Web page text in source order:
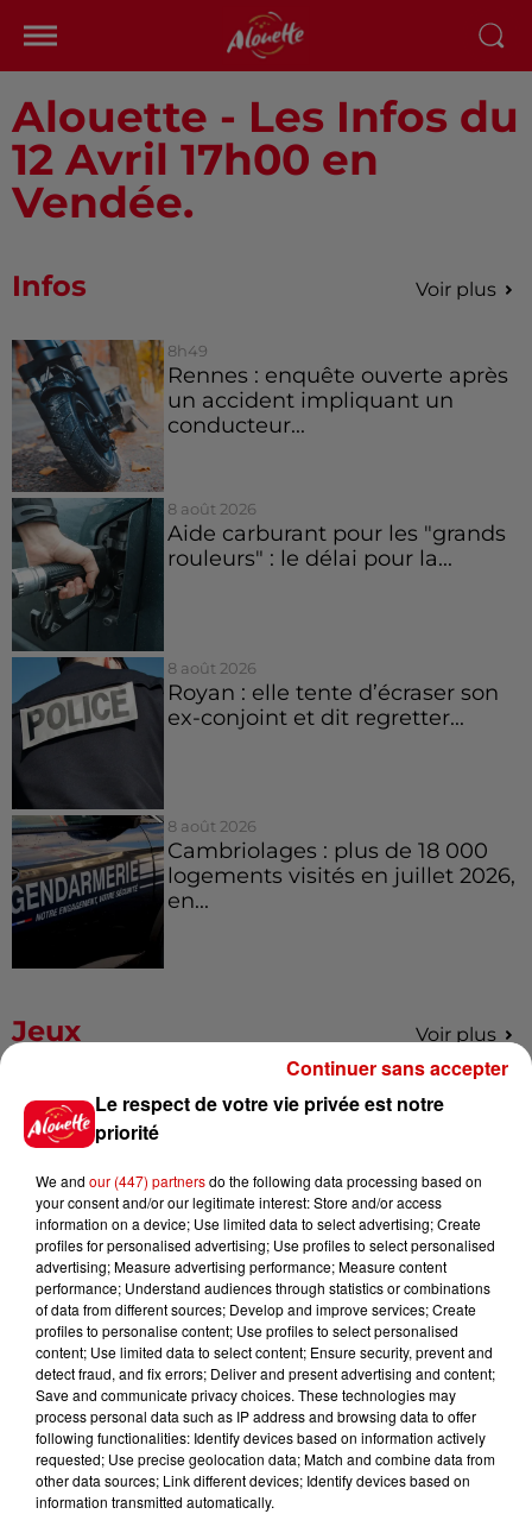
Alouette - Les Infos du
12 Avril 17h00 en
Vendée.
Infos Voir plus
8h49
Rennes : enquête ouverte après
un accident impliquant un
conducteur...
8 août 2026
Aide carburant pour les "grands
rouleurs" : le délai pour la...
8 août 2026
Royan : elle tente d’écraser son
ex-conjoint et dit regretter...
8 août 2026
Cambriolages : plus de 18 000
logements visités en juillet 2026,
en...
Jeux Voir plus
Gagnez vos places pour le
festival Marché Gourmand 2026
Le Duel - Gagnez vos entrées
pour l'un des zoos de nos
régions !
Destination Vacances - Gagnez
votre séjour en famille au cœur
de la...
Le respect de votre vie privée est notre
priorité
We and our (447) partnersdo the following data processing based on
your consent and/or our legitimate interest: Store and/or access
information on a device; Use limited data to select advertising; Create
profiles for personalised advertising; Use profiles to select personalised
advertising; Measure advertising performance; Measure content
performance; Understand audiences through statistics or combinations
of data from different sources; Develop and improve services; Create
profiles to personalise content; Use profiles to select personalised
content; Use limited data to select content; Ensure security, prevent and
detect fraud, and fix errors; Deliver and present advertising and content;
Save and communicate privacy choices. These technologies may
process personal data such as IP address and browsing data to offer
following functionalities: Identify devices based on information actively
requested; Use precise geolocation data; Match and combine data from
other data sources; Link different devices; Identify devices based on
information transmitted automatically.
Continuer sans accepter